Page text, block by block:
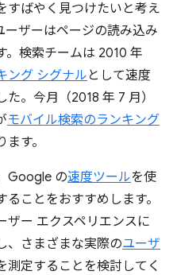
すばやく見つけたいと考え
ーザーはページの読み込み
。検索チームは 2010 年
ング シグナル として速度
。今月（2018 年 7 月）
モバイル検索のランキング
す。
Google の速度ツールを使
ことをおすすめします。
ザー エクスペリエンスに
、さまざまな実際のユーザ
測定することを検討してく